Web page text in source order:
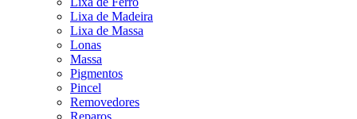
Lixa de Madeira
Lixa de Massa
Lonas
Massa
Pigmentos
Pincel
Removedores
Reparos